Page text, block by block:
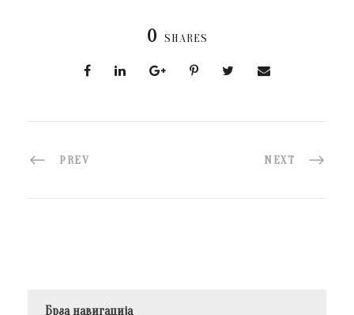
0 SHARES
PREV NEXT
Брза навигација